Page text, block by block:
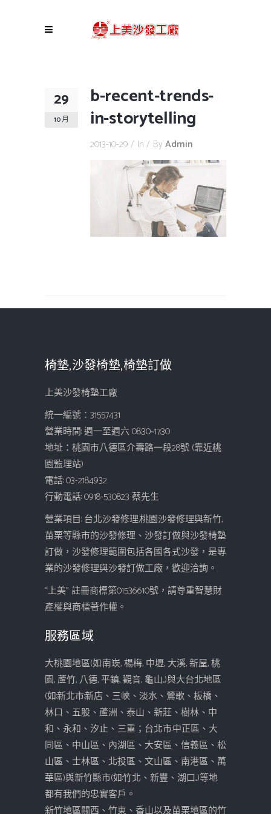
29
10 月
b-recent-trends-
in-storytelling
2013-10-29 In By Admin
椅墊,沙發椅墊,椅墊訂做
上美沙發椅墊工廠
統一編號：31557431
營業時間: 週一至週六 08:30~17:30
地址：桃園市八德區介壽路一段28號 (靠近桃
園監理站)
電話: 03-2184932
行動電話: 0918-530823 蔡先生
營業項目: 台北沙發修理,桃園沙發修理與新竹,
苗栗等縣市的沙發修理、沙發訂做與沙發椅墊
訂做，沙發修理範圍包括各國各式沙發，是專
業的沙發修理與沙發訂做工廠，歡迎洽詢。
“上美” 註冊商標第01536610號，請尊重智慧財
產權與商標著作權。
服務區域
大桃園地區(如:南崁, 楊梅, 中壢, 大溪, 新屋, 桃
園, 蘆竹, 八德, 平鎮, 觀音, 龜山...)與大台北地區
(如:新北市:新店、三峽、淡水、鶯歌、板橋、
林口、五股、蘆洲、泰山、新莊、樹林、中
和、永和、汐止、三重；台北市:中正區、大
同區、中山區、內湖區、大安區、信義區、松
山區、士林區、北投區、文山區、南港區、萬
華區)與新竹縣市(如:竹北、新豐、湖口...)等地
都有我們的忠實客戶。
新竹地區關西、竹東、香山以及苗栗地區的竹